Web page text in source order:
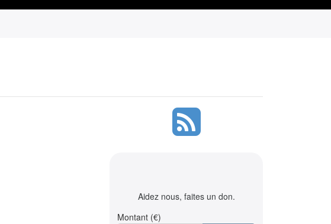
Aidez nous, faites un don.
Montant (€)